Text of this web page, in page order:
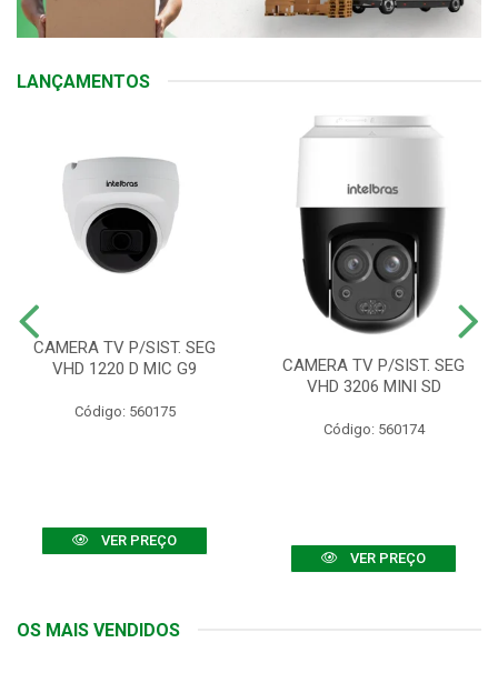
LANÇAMENTOS
CAMERA TV P/SIST. SEG
VHD 1220 D MIC G9
Código: 560175
VER PREÇO
CAMERA TV P/SIST. SEG
VHD 3206 MINI SD
Código: 560174
VER PREÇO
OS MAIS VENDIDOS